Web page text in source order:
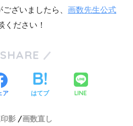
ざいましたら、 画数先生公式
ください！
SHARE
ア はてブ LINE
影
画数直し